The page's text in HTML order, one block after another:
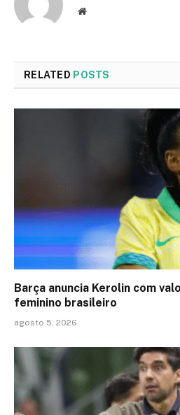
Website
RELATED POSTS
Barça anuncia Kerolin com
feminino brasileiro
agosto 5, 2026